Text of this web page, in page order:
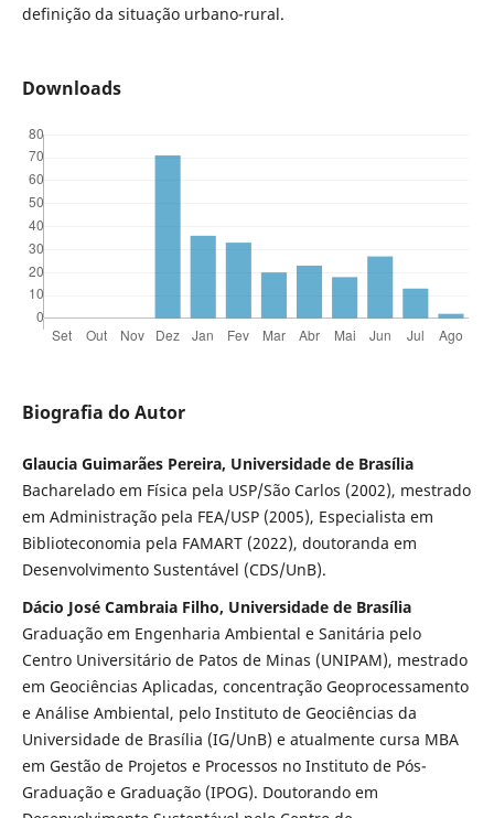
definição da situação urbano-rural.
Downloads
Biografia do Autor
Glaucia Guimarães Pereira, Universidade de Brasília
Bacharelado em Física pela USP/São Carlos (2002), mestrado
em Administração pela FEA/USP (2005), Especialista em
Biblioteconomia pela FAMART (2022), doutoranda em
Desenvolvimento Sustentável (CDS/UnB).
Dácio José Cambraia Filho, Universidade de Brasília
Graduação em Engenharia Ambiental e Sanitária pelo
Centro Universitário de Patos de Minas (UNIPAM), mestrado
em Geociências Aplicadas, concentração Geoprocessamento
e Análise Ambiental, pelo Instituto de Geociências da
Universidade de Brasília (IG/UnB) e atualmente cursa MBA
em Gestão de Projetos e Processos no Instituto de Pós-
Graduação e Graduação (IPOG). Doutorando em